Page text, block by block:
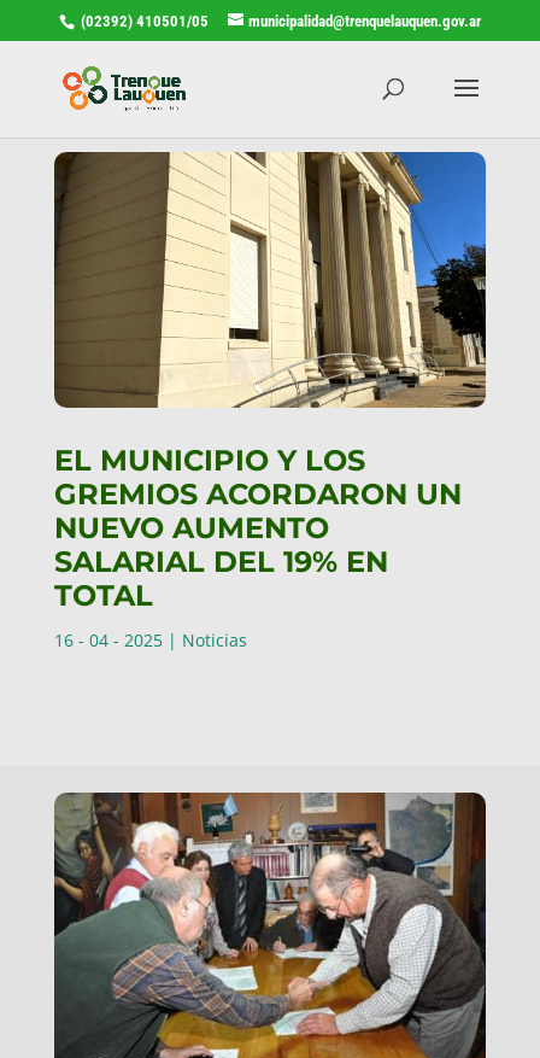
(02392) 410501/05 municipalidad@trenquelauquen.gov.ar
EL MUNICIPIO Y LOS
GREMIOS ACORDARON UN
NUEVO AUMENTO
SALARIAL DEL 19% EN
TOTAL
16 - 04 - 2025| Noticias